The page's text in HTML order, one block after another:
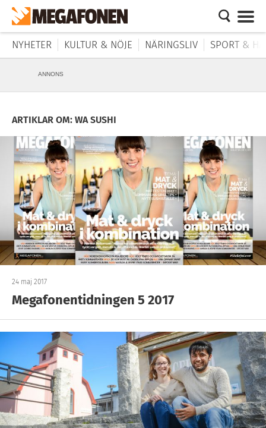
NYHETER KULTUR & NÖJE NÄRINGSLIV SPORT &
ANNONS
ARTIKLAR OM: WA SUSHI
24 maj 2017
Megafonentidningen 5 2017